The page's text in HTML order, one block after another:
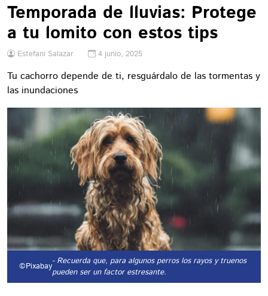
Temporada de lluvias: Protege
a tu lomito con estos tips
Estefani Salazar 4 junio, 2025
Tu cachorro depende de ti, resguárdalo de las tormentas y
las inundaciones
©Pixabay- Recuerda que, para algunos perros los rayos y truenos
pueden ser un factor estresante.